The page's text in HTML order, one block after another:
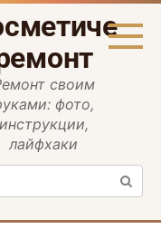
своим
фото,
инструкции,
лайфхаки